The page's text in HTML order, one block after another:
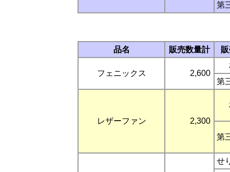
第
品名 販売数量計
フェニックス 2,600
第
レザーファン 2,300
第
せ